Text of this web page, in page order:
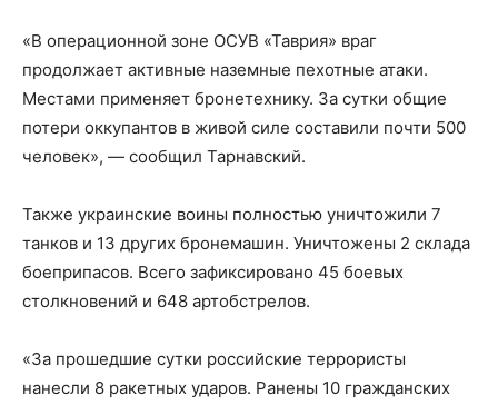
«В операционной зоне ОСУВ «Таврия» враг
продолжает активные наземные пехотные атаки.
Местами применяет бронетехнику. За сутки общие
потери оккупантов в живой силе составили почти 500
человек», — сообщил Тарнавский.
Также украинские воины полностью уничтожили 7
танков и 13 других бронемашин. Уничтожены 2 склада
боеприпасов. Всего зафиксировано 45 боевых
столкновений и 648 артобстрелов.
«За прошедшие сутки российские террористы
нанесли 8 ракетных ударов. Ранены 10 гражданских